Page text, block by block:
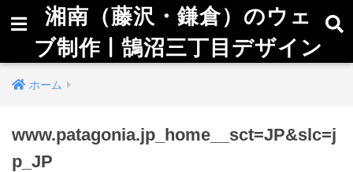
湘南（藤沢・鎌倉）のウェ
ブ制作 | 鵠沼三丁目デザイン
ホーム
www.patagonia.jp_home__sct=JP&slc=j
p_JP